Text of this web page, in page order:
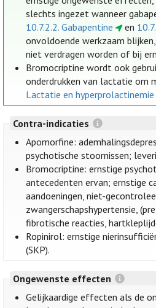
slechts ingezet wanneer
10.7.2.2. Gabapentine
en
onvoldoende werkzaam
niet verdragen worden of bij
Bromocriptine wordt ook
onderdrukken van lactatie om
Lactatie en hyperprolactinemie
Contra-indicaties
Apomorfine:
psychotische stoornissen;
Bromocriptine: ernstige
antecedenten ervan; ernstige
aandoeningen, niet-
zwangerschapshypertensie,
fibrotische reacties,
Ropinirol: ernstige
(SKP).
Ongewenste effecten
Gelijkaardige effecten als de